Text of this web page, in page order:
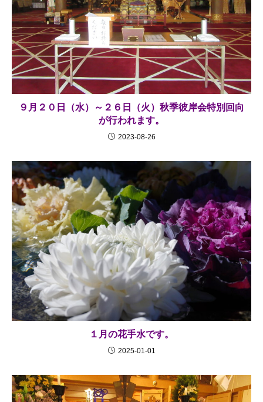
９月２０日（水）～２６日（火）秋季彼岸会特別回向
が行われます。
2023-08-26
１月の花手水です。
2025-01-01